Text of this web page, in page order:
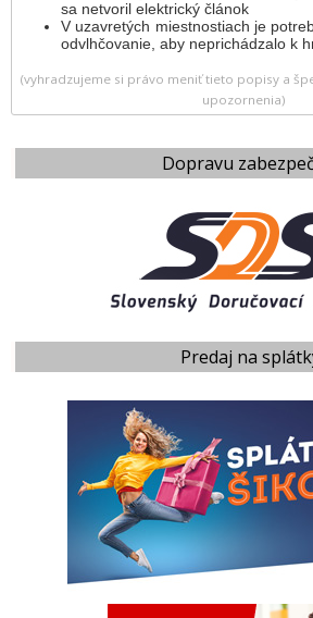
Dopravu
Predaj na
sa netvoril elektrický článok
V uzavretých miestnostiach je
odvlhčovanie, aby neprichádzalo k
(vyhradzujeme si právo meniť tieto popisy a
upozornenia)